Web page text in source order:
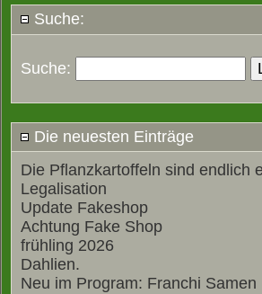
Suche:
Suche:
Die neuesten Einträge
Die Pflanzkartoffeln sind endlich
Legalisation
Update Fakeshop
Achtung Fake Shop
frühling 2026
Dahlien.
Neu im Program: Franchi Samen